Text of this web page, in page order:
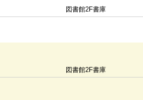
図書館2F書庫
図書館2F書庫